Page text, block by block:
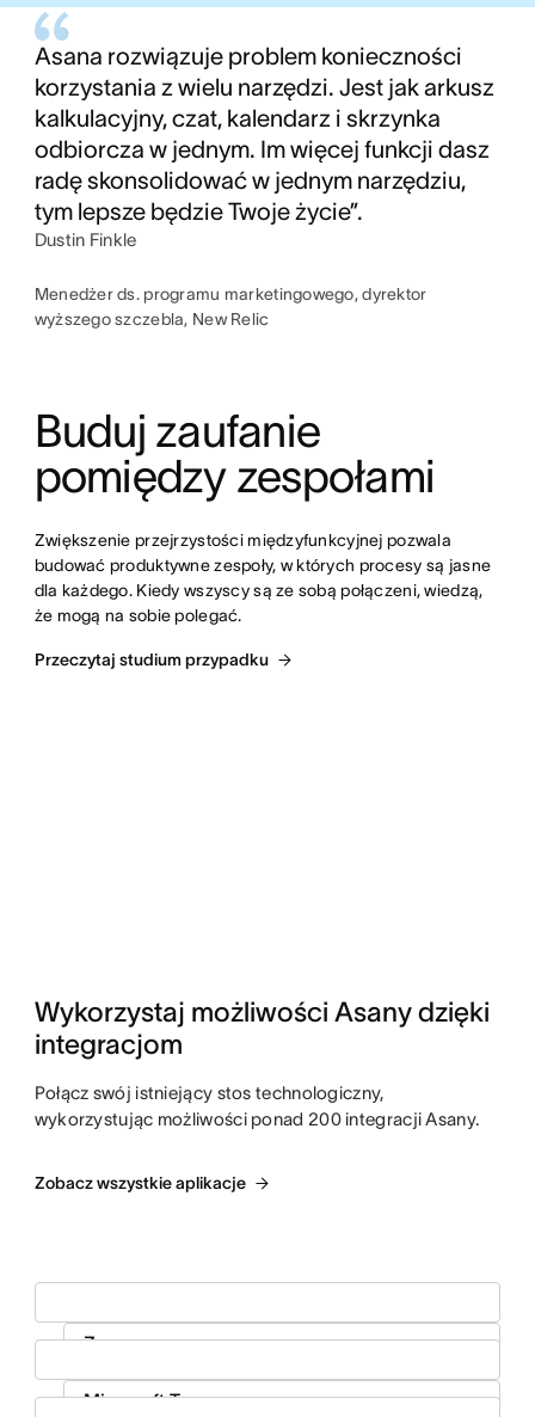
Asana rozwiązuje problem konieczności
korzystania z wielu narzędzi. Jest jak arkusz
kalkulacyjny, czat, kalendarz i skrzynka
odbiorcza w jednym. Im więcej funkcji dasz
radę skonsolidować w jednym narzędziu,
tym lepsze będzie Twoje życie”.
Dustin Finkle
Menedżer ds. programu marketingowego, dyrektor
wyższego szczebla, New Relic
Buduj zaufanie
pomiędzy zespołami
Zwiększenie przejrzystości międzyfunkcyjnej pozwala
budować produktywne zespoły, w których procesy są jasne
dla każdego. Kiedy wszyscy są ze sobą połączeni, wiedzą,
że mogą na sobie polegać.
Przeczytaj studium przypadku
Wykorzystaj możliwości Asany dzięki
integracjom
Połącz swój istniejący stos technologiczny,
wykorzystując możliwości ponad 200 integracji Asany.
Zobacz wszystkie aplikacje